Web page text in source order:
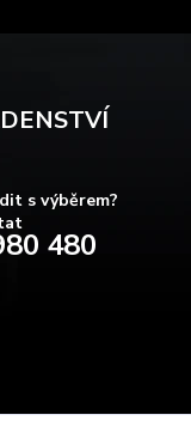
s výběrem?
480